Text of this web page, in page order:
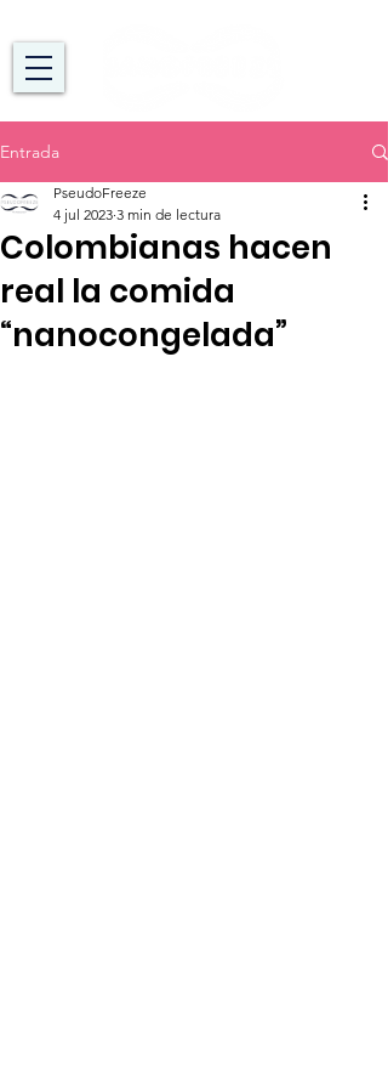
Entrada
Colombianas hacen
real la comida
“nanocongelada”
PseudoFreeze
4 jul 2023 3 min de lectura